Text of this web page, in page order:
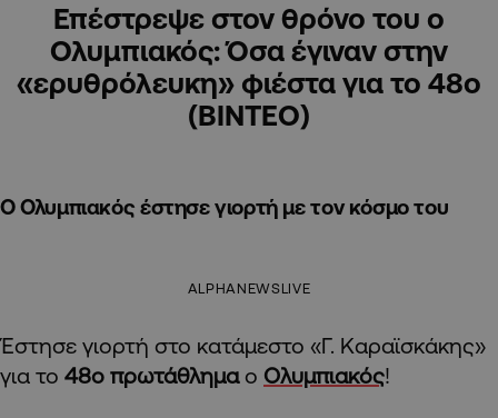
Επέστρεψε στον θρόνο του ο
Ολυμπιακός: Όσα έγιναν στην
«ερυθρόλευκη» φιέστα για το 48o
(BINTEO)
Ο Ολυμπιακός έστησε γιορτή με τον κόσμο του
ALPHANEWSLIVE
Έστησε γιορτή στο κατάμεστο «Γ. Καραϊσκάκης»
για το 48ο πρωτάθλημαο Ολυμπιακός!